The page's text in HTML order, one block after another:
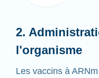
l'organisme
Les vaccins à
forme d'une